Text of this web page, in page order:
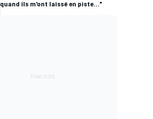
quand ils m'ont laissé en piste..."